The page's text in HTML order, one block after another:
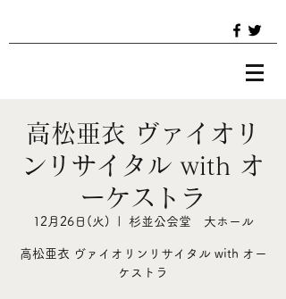
高松亜衣 ヴァイオリ
ンリサイタル with オ
ーケストラ
12月26日(火) 杉並公会堂 大ホール
高松亜衣 ヴァイオリンリサイタル with オー
ケストラ